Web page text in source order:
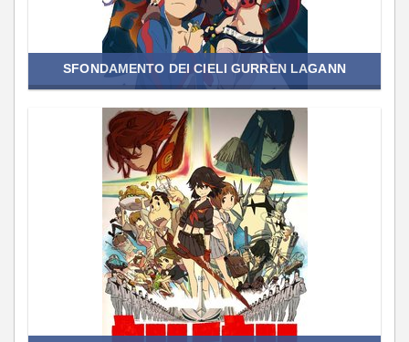
SFONDAMENTO DEI CIELI GURREN LAGANN